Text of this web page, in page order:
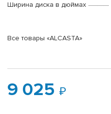
Ширина диска в дюймах
Все товары «ALCASTA»
9 025